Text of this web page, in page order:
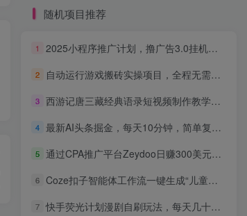
免费投稿专区，先看要求在投稿！！！ 头条托管懒人项目，每天仅需10分钟，月入2000+，纯无脑操作，手机就能操作【揭秘】
随机项目推荐
1 2025小程序推广计划，撸广告3.0挂机玩法，全新升级，日均1000+小白可做
2 自动运行游戏搬砖实操项目，全程无需看守操作，收益稳定，无需任何经验，长期可做【揭秘】
3 西游记唐三藏经典语录短视频制作教学，细分赛道，可做伙伴计划
4 最新AI头条掘金，每天10分钟，简单复制粘贴，小白月入2万+
5 通过CPA推广平台Zeydoo日赚300美元：CPA Offer 付费推广方法
6 Coze扣子智能体工作流一键生成“儿童卡通神话故事“短视频，全流程保姆级教学
7 快手荧光计划漫剧自刷玩法，每天几十上百不是问题，有手机就能做【揭秘】